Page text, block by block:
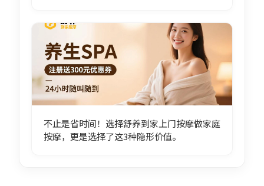
不止是省时间！选择舒养到家上门按摩做家庭
按摩，更是选择了这3种隐形价值。